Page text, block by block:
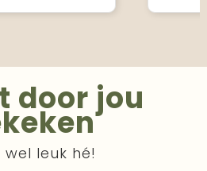
door jou
wel leuk hé!